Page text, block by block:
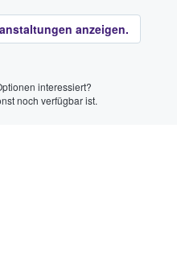
anzeigen.
interessiert?
noch verfügbar ist.